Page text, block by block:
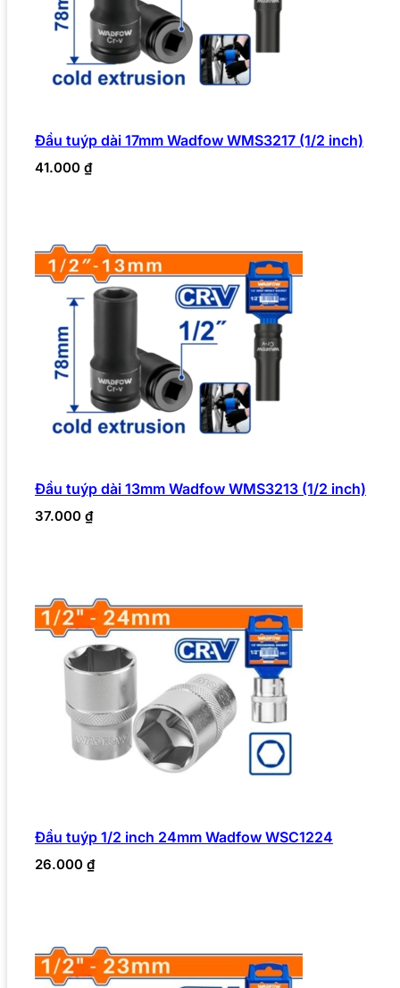
Đầu tuýp dài 17mm Wadfow WMS3217 (1/2 inch)
41.000 ₫
Đầu tuýp dài 13mm Wadfow WMS3213 (1/2 inch)
37.000 ₫
Đầu tuýp 1/2 inch 24mm Wadfow WSC1224
26.000 ₫